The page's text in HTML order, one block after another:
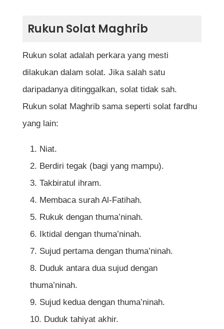
Rukun Solat Maghrib
Rukun solat adalah perkara yang mesti
dilakukan dalam solat. Jika salah satu
daripadanya ditinggalkan, solat tidak sah.
Rukun solat Maghrib sama seperti solat fardhu
yang lain:
Niat.
Berdiri tegak (bagi yang mampu).
Takbiratul ihram.
Membaca surah Al-Fatihah.
Rukuk dengan thuma’ninah.
Iktidal dengan thuma’ninah.
Sujud pertama dengan thuma’ninah.
Duduk antara dua sujud dengan
thuma’ninah.
Sujud kedua dengan thuma’ninah.
Duduk tahiyat akhir.